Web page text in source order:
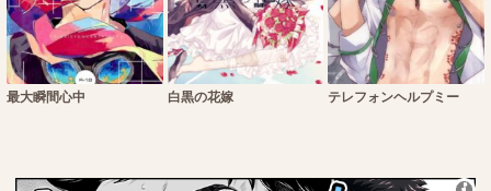
最大瞬間心中 白黒の花嫁 テレフォンヘルプミー